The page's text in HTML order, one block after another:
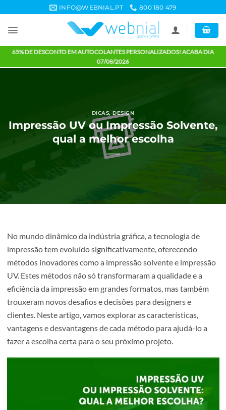
content
INFO@WEBNIAL.PT 800 180 479
65% DE DESCONTO EM AUTOCOLANTES PERSONALIZADOS!
07/08/2026
DICAS,DESIGN
Impressão UV ou Impressão
qual a melhor escolha
No mundo dinâmico da indústria gráfica, a tecnologia de
impressão tem evoluído significativamente, oferecendo
métodos inovadores como a impressão solvente e
UV. Estes métodos não só transformaram a qualidade e a
eficiência da impressão em grandes formatos, mas
trouxeram novos desafios e decisões para designers e
fazer a escolha certa para o seu próximo projeto.